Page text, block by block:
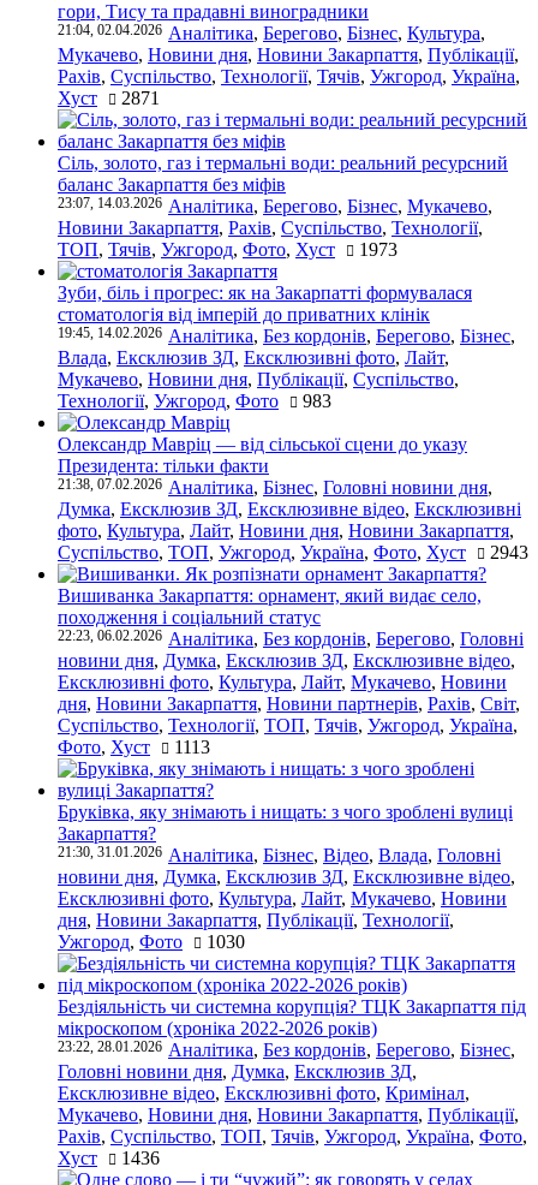
гори, Тису та прадавні виноградники
21:04, 02.04.2026 Аналітика, Берегово, Бізнес, Культура,
Мукачево, Новини дня, Новини Закарпаття, Публікації,
Рахів, Суспільство, Технології, Тячів, Ужгород, Україна,
Хуст
2871
Сіль, золото, газ і термальні води: реальний ресурсний
баланс Закарпаття без міфів
23:07, 14.03.2026 Аналітика, Берегово, Бізнес, Мукачево,
Новини Закарпаття, Рахів, Суспільство, Технології,
ТОП, Тячів, Ужгород, Фото, Хуст 1973
Зуби, біль і прогрес: як на Закарпатті формувалася
стоматологія від імперій до приватних клінік
19:45, 14.02.2026 Аналітика, Без кордонів, Берегово, Бізнес,
Влада, Ексклюзив ЗД, Ексклюзивні фото, Лайт,
Мукачево, Новини дня, Публікації, Суспільство,
Технології, Ужгород, Фото 983
Олександр Мавріц — від сільської сцени до указу
Президента: тільки факти
21:38, 07.02.2026 Аналітика, Бізнес, Головні новини дня,
Думка, Ексклюзив ЗД, Ексклюзивне відео, Ексклюзивні
фото, Культура, Лайт, Новини дня, Новини Закарпаття,
Суспільство, ТОП, Ужгород, Україна, Фото, Хуст 2943
Вишиванка Закарпаття: орнамент, який видає село,
походження і соціальний статус
22:23, 06.02.2026 Аналітика, Без кордонів, Берегово, Головні
новини дня, Думка, Ексклюзив ЗД, Ексклюзивне відео,
Ексклюзивні фото, Культура, Лайт, Мукачево, Новини
дня, Новини Закарпаття, Новини партнерів, Рахів, Світ,
Суспільство, Технології, ТОП, Тячів, Ужгород, Україна,
Фото, Хуст 1113
Бруківка, яку знімають і нищать: з чого зроблені вулиці
Закарпаття?
21:30, 31.01.2026 Аналітика, Бізнес, Відео, Влада, Головні
новини дня, Думка, Ексклюзив ЗД, Ексклюзивне відео,
Ексклюзивні фото, Культура, Лайт, Мукачево, Новини
дня, Новини Закарпаття, Публікації, Технології,
Ужгород, Фото 1030
Бездіяльність чи системна корупція? ТЦК Закарпаття під
мікроскопом (хроніка 2022-2026 років)
23:22, 28.01.2026 Аналітика, Без кордонів, Берегово, Бізнес,
Головні новини дня, Думка, Ексклюзив ЗД,
Ексклюзивне відео, Ексклюзивні фото, Кримінал,
Мукачево, Новини дня, Новини Закарпаття, Публікації,
Рахів, Суспільство, ТОП, Тячів, Ужгород, Україна, Фото,
Хуст
1436